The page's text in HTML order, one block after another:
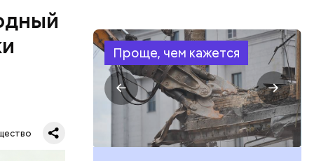
Проще, чем кажется